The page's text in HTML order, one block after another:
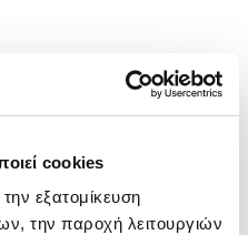
cookies
εξατομίκευση
την παροχή λειτουργιών